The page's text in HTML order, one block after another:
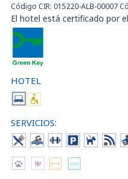
Código CIR: 015220-ALB-00007
El hotel está certificado por el
HOTEL
SERVICIOS: